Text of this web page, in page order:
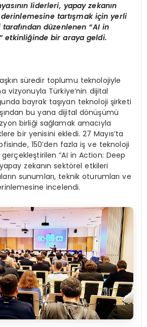
liderleri, yapay zekanın
tartışmak için yerli
düzenlenen “AI in
” etkinliğinde bir araya geldi.
aşkın süredir toplumu teknolojiyle
vizyonuyla Türkiye’nin dijital
bayrak taşıyan teknoloji şirketi
bu yana dijital dönüşümü
birliği sağlamak amacıyla
bir yenisini ekledi. 27 Mayıs’ta
150’den fazla iş ve teknoloji
gerçekleştirilen “AI in Action: Deep
zekanın sektörel etkileri
sunumları, teknik oturumları ve
incelendi.